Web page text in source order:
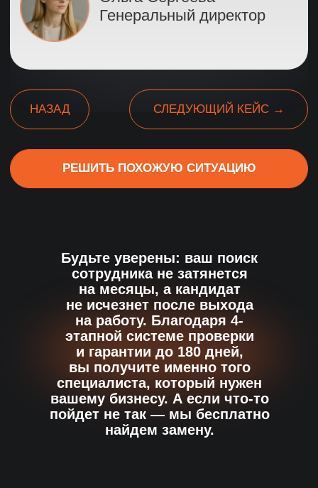
Будьте уверены: ваш поиск
сотрудника не затянется
на месяцы, а кандидат
не исчезнет после выхода
на работу. Благодаря 4-
этапной системе проверки
и гарантии до 180 дней,
вы получите именно того
специалиста, который нужен
вашему бизнесу. А если что-то
пойдет не так — мы бесплатно
найдем замену.